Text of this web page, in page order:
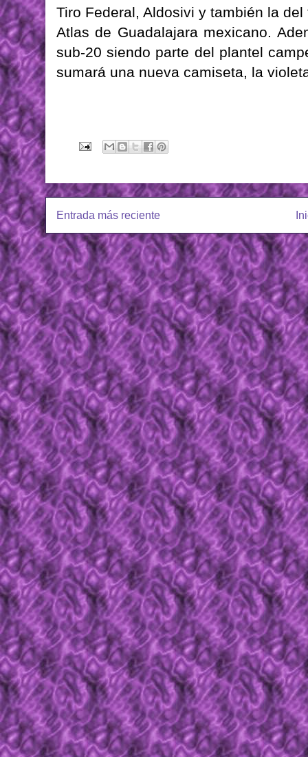
Tiro Federal, Aldosivi y también la
Atlas de Guadalajara mexicano.
sub-20 siendo parte del plantel
sumará una nueva camiseta, la
Entrada más reciente